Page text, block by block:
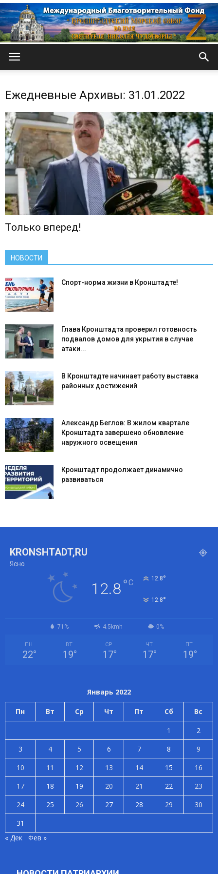
собор
Ежедневные Архивы: 31.01.2022
Только вперед!
НОВОСТИ
Спорт-норма жизни в Кронштадте!
Глава Кронштадта проверил готовность
подвалов домов для укрытия в случае
атаки...
В Кронштадте начинает работу выставка
районных достижений
Александр Беглов: В жилом квартале
Кронштадта завершено обновление
наружного освещения
Кронштадт продолжает динамично
развиваться
KRONSHTADT,RU
Ясно
12.8°C 12.8°
12.8°
71% 4.5kmh 0%
ПН
22°
ВТ
19°
СР
17°
ЧТ
17°
ПТ
19°
Январь 2022
Пн Вт Ср Чт Пт Сб Вс
1
2
3
4 5 6 7 8
9
10
11 12 13 14 15
16
17
18 19 20 21 22
23
24
25 26 27 28 29
30
31
« Дек
Фев »